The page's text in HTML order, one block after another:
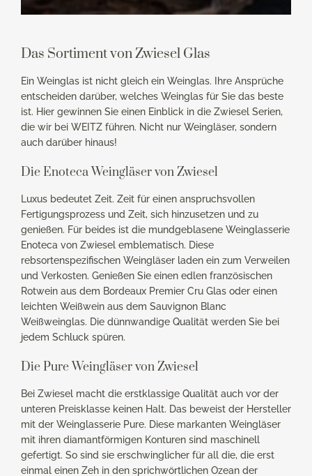
Das Sortiment von Zwiesel Glas
Ein Weinglas ist nicht gleich ein Weinglas. Ihre Ansprüche
entscheiden darüber, welches Weinglas für Sie das beste
ist. Hier gewinnen Sie einen Einblick in die Zwiesel Serien,
die wir bei WEITZ führen. Nicht nur Weingläser, sondern
auch darüber hinaus!
Die Enoteca Weingläser von Zwiesel
Luxus bedeutet Zeit. Zeit für einen anspruchsvollen
Fertigungsprozess und Zeit, sich hinzusetzen und zu
genießen. Für beides ist die mundgeblasene Weinglasserie
Enoteca von Zwiesel emblematisch. Diese
rebsortenspezifischen Weingläser laden ein zum Verweilen
und Verkosten. Genießen Sie einen edlen französischen
Rotwein aus dem Bordeaux Premier Cru Glas oder einen
leichten Weißwein aus dem Sauvignon Blanc
Weißweinglas. Die dünnwandige Qualität werden Sie bei
jedem Schluck spüren.
Die Pure Weingläser von Zwiesel
Bei Zwiesel macht die erstklassige Qualität auch vor der
unteren Preisklasse keinen Halt. Das beweist der Hersteller
mit der Weinglasserie Pure. Diese markanten Weingläser
mit ihren diamantförmigen Konturen sind maschinell
gefertigt. So sind sie erschwinglicher für all die, die erst
einmal einen Zeh in den sprichwörtlichen Ozean der